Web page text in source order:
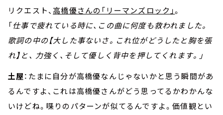
リクエスト、 高橋優さんの「リーマンズロック」。
「仕事で疲れている時に、この曲に何度も救われました。
歌詞の中の【大した事ないさ。これ位がどうしたと胸を張
れ】と、 力強く、そして優しく背中を押してくれます。」
土屋：たまに自分が高橋優なんじゃないかと思う瞬間があ
るんですよ、これは高橋優さんがどう思ってるかわかんな
いけどね。喋りのパターンが似てるんですよ。価値観とい